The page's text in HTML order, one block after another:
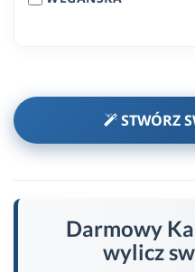
STWÓRZ
Darmowy
wylicz